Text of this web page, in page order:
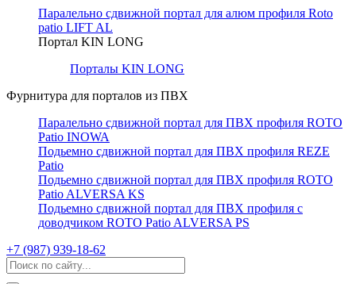
Паралельно сдвижной портал для алюм профиля Roto
patio LIFT AL
Портал KIN LONG
Порталы KIN LONG
Фурнитура для порталов из ПВХ
Паралельно сдвижной портал для ПВХ профиля ROTO
Patio INOWA
Подьемно сдвижной портал для ПВХ профиля REZE
Patio
Подьемно сдвижной портал для ПВХ профиля ROTO
Patio ALVERSA KS
Подьемно сдвижной портал для ПВХ профиля с
доводчиком ROTO Patio ALVERSA PS
+7 (987) 939-18-62